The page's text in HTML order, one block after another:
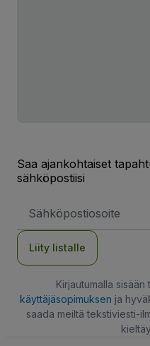
Saa ajankohtaiset
sähköpostiisi
Liity listalle
Kirjautumalla
käyttäjäsopimuksen ja
saada meiltä tekstiviesti-